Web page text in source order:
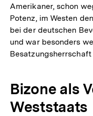
Amerikaner, schon
Potenz, im Westen
bei der deutschen
und war besonders
Bizone als
Weststaats